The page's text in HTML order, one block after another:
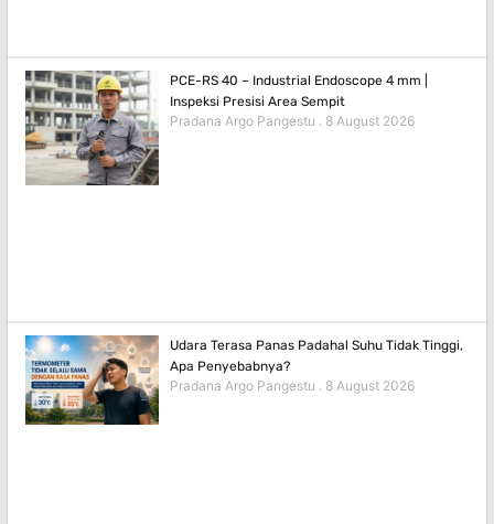
PCE-RS 40 – Industrial Endoscope 4 mm |
Inspeksi Presisi Area Sempit
Pradana Argo Pangestu 8 August 2026
Udara Terasa Panas Padahal Suhu Tidak Tinggi,
Apa Penyebabnya?
Pradana Argo Pangestu 8 August 2026